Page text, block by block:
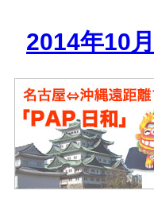
2014年10月